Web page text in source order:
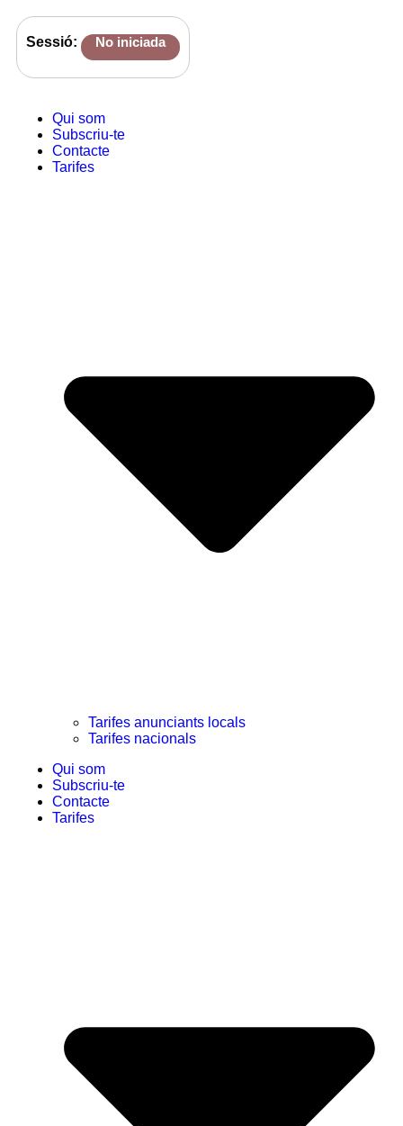
Sessió: No iniciada
Qui som
Subscriu-te
Contacte
Tarifes
Tarifes anunciants locals
Tarifes nacionals
Qui som
Subscriu-te
Contacte
Tarifes